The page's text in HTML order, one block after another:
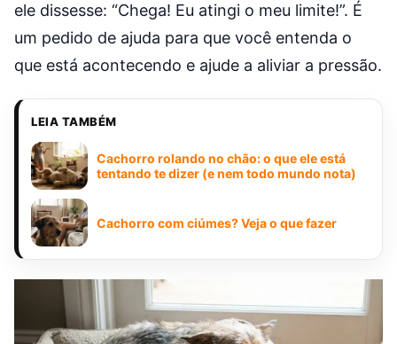
ele dissesse: “Chega! Eu atingi o meu limite!”. É
um pedido de ajuda para que você entenda o
que está acontecendo e ajude a aliviar a pressão.
LEIA TAMBÉM
Cachorro rolando no chão: o que ele está
tentando te dizer (e nem todo mundo nota)
Cachorro com ciúmes? Veja o que fazer